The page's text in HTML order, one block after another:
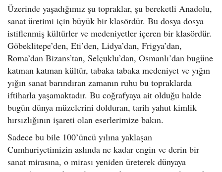
Üzerinde yaşadığımız şu topraklar, şu bereketli Anadolu,
sanat üretimi için büyük bir klasördür. Bu dosya dosya
istiflenmiş kültürler ve medeniyetler içeren bir klasördür.
Göbeklitepe’den, Eti’den, Lidya’dan, Frigya’dan,
Roma’dan Bizans’tan, Selçuklu’dan, Osmanlı’dan bugüne
katman katman kültür, tabaka tabaka medeniyet ve yığın
yığın sanat barındıran zamanın ruhu bu topraklarda
iftiharla yaşamaktadır. Bu coğrafyaya ait olduğu halde
bugün dünya müzelerini dolduran, tarih yahut kimlik
hırsızlığının işareti olan eserlerimize bakın.
Sadece bu bile 100’üncü yılına yaklaşan
Cumhuriyetimizin aslında ne kadar engin ve derin bir
sanat mirasına, o mirası yeniden üreterek dünyaya